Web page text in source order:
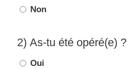
Non
2) As-tu été opéré(e) ?
Oui